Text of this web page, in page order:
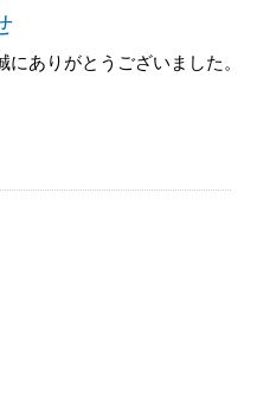
にありがとうございました。